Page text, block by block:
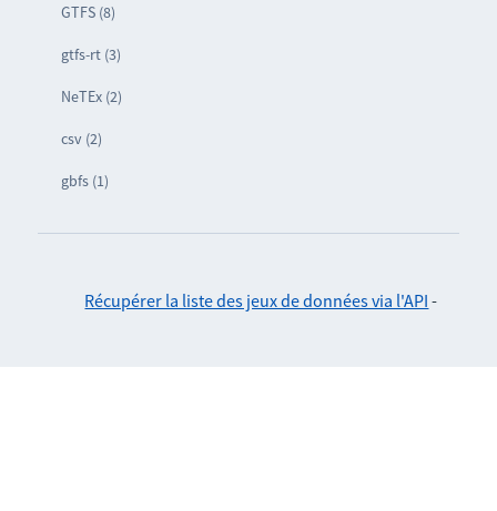
GTFS (8)
gtfs-rt (3)
NeTEx (2)
csv (2)
gbfs (1)
Récupérer la liste des jeux de données via l'API -